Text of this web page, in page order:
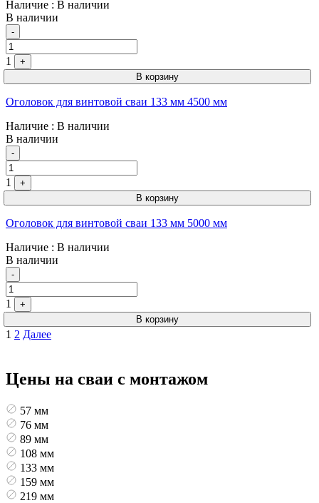
Наличие : В наличии
В наличии
Quantity
-
1
+
В корзину
Оголовок для винтовой сваи 133 мм 4500 мм
Наличие : В наличии
В наличии
Quantity
-
1
+
В корзину
Оголовок для винтовой сваи 133 мм 5000 мм
Наличие : В наличии
В наличии
Quantity
-
1
+
В корзину
Пагинация
1 2 Далее
Цены на сваи с монтажом
57 мм
76 мм
89 мм
108 мм
133 мм
159 мм
219 мм